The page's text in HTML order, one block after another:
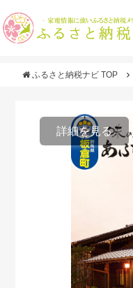
ふるさと納税ナビ TOP
詳細を見る